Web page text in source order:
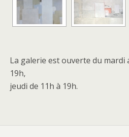
La galerie est ouverte du mardi
19h,
jeudi de 11h à 19h.